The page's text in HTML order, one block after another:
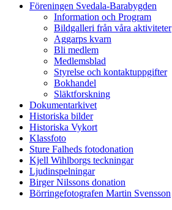
Föreningen Svedala-Barabygden
Information och Program
Bildgalleri från våra aktiviteter
Aggarps kvarn
Bli medlem
Medlemsblad
Styrelse och kontaktuppgifter
Bokhandel
Släktforskning
Dokumentarkivet
Historiska bilder
Historiska Vykort
Klassfoto
Sture Falheds fotodonation
Kjell Wihlborgs teckningar
Ljudinspelningar
Birger Nilssons donation
Börringefotografen Martin Svensson